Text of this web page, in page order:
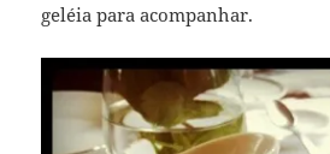
geléia para acompanhar.